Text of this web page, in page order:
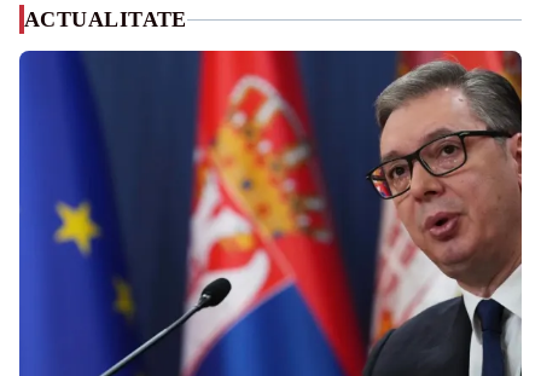
ACTUALITATE